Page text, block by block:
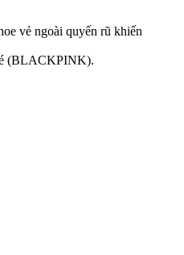
(BLACKPINK).